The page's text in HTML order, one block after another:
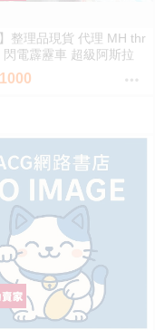
】整理品現貨 代理 MH thr
閃電霹靂車 超級阿斯拉
無壓克力盒 請詳閱內文